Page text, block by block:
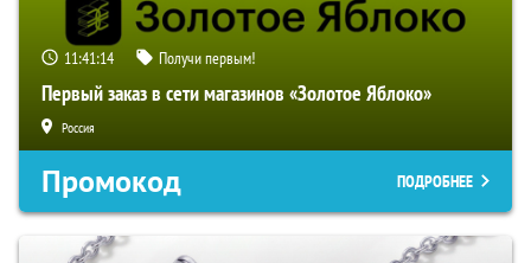
11:41:12 Получи первым!
Первый заказ в сети магазинов «Золотое Яблоко»
Россия
Промокод ПОДРОБНЕЕ